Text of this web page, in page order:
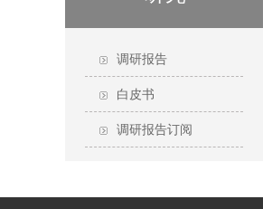
调研报告
白皮书
调研报告订阅